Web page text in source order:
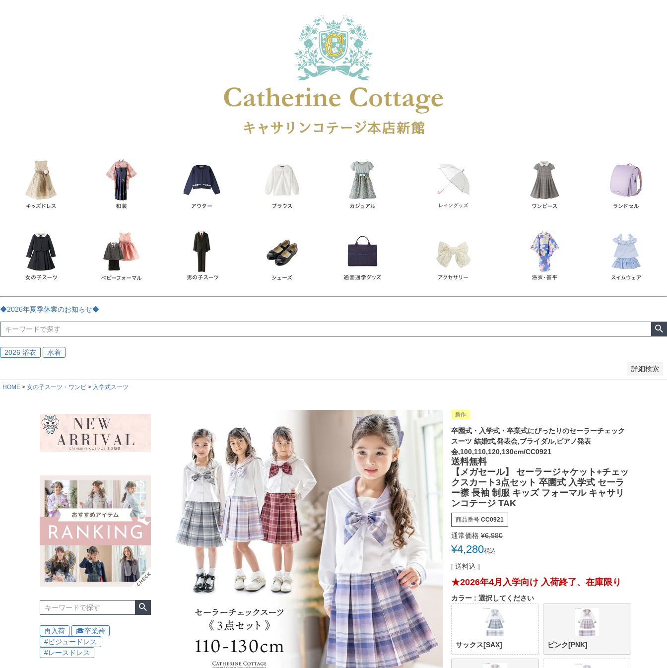
◆2026年夏季休業のお知らせ◆
2026 浴衣 水着
詳細検索
女の子スーツ
男の子スーツ
袖の長さ
ノースリーブ
長袖
サイズ
指定なし
90 95 130 160
165
170
ブラック
ゴールド
在庫なし商品
在庫なし商品を表示しない
商品番号
並び順
新着順
価格が安い順 価格が高い順 優先度順
レビュー順
キーワードヒット順
HOME 女の子スーツ・ワンピ 入学式スーツ
再入荷
🎓卒業袴
#ビジュードレス
#レースドレス
新作
卒園式・入学式・卒業式にぴったりのセーラーチェック
スーツ 結婚式,発表会,ブライダル,ピアノ発表
会,100,110,120,130cm/CC0921
送料無料
【メガセール】 セーラージャケット+チェッ
クスカート3点セット 卒園式 入学式 セーラ
ー襟 長袖 制服 キッズ フォーマル キャサリ
ンコテージ TAK
商品番号 CC0921
通常価格 ¥6,980
¥4,280税込
送料込
★2026年4月入学向け 入荷終了、在庫限り
カラー 選択してください
サックス[SAX] ピンク[PNK]